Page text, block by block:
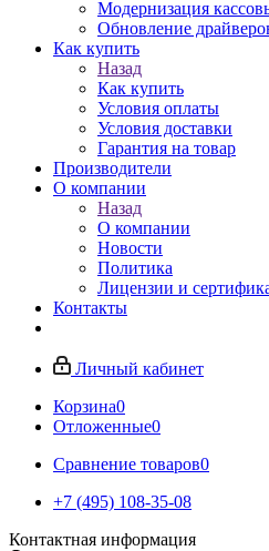
Модернизация
Обновление
Как купить
Назад
Как купить
Условия оплаты
Условия доставки
Гарантия на товар
Производители
О компании
Назад
О компании
Новости
Политика
Лицензии и
Контакты
Личный кабинет
Корзина0
Отложенные0
Сравнение товаров0
+7 (495) 108-35-08
Контактная информация